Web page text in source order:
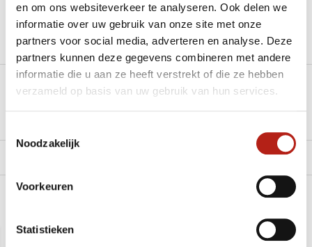
en om ons websiteverkeer te analyseren. Ook delen we
informatie over uw gebruik van onze site met onze
partners voor social media, adverteren en analyse. Deze
partners kunnen deze gegevens combineren met andere
informatie die u aan ze heeft verstrekt of die ze hebben
verzameld op basis van uw gebruik van hun services.
Noodzakelijk
Voorkeuren
Statistieken
Stel je vraag in de Chat voor een snel antwoord 24/7
Stel je vraag
Groot aantal nodig?
Klik hier om een offerte aan te vragen